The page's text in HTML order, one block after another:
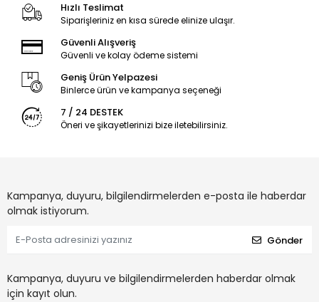
Hızlı Teslimat
Siparişleriniz en kısa sürede elinize ulaşır.
Güvenli Alışveriş
Güvenli ve kolay ödeme sistemi
Geniş Ürün Yelpazesi
Binlerce ürün ve kampanya seçeneği
7 / 24 DESTEK
Öneri ve şikayetlerinizi bize iletebilirsiniz.
Kampanya, duyuru, bilgilendirmelerden e-posta ile haberdar
olmak istiyorum.
Gönder
Kampanya, duyuru ve bilgilendirmelerden haberdar olmak
için kayıt olun.